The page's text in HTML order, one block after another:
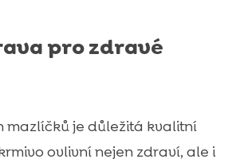
pro zdravé
mazlíčků je důležitá kvalitní
ovlivní nejen zdraví, ale i